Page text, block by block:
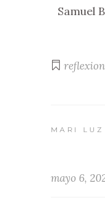
Samuel
MARI LUZ
mayo 6,